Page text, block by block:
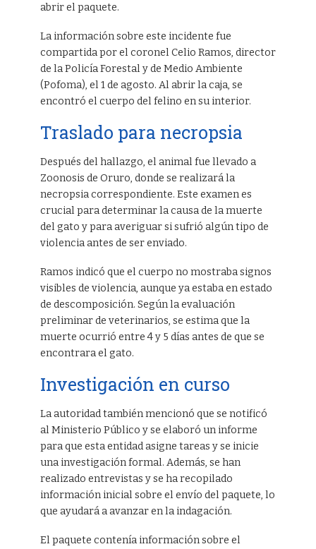
abrir el paquete.
La información sobre este incidente fue
compartida por el coronel Celio Ramos, director
de la Policía Forestal y de Medio Ambiente
(Pofoma), el 1 de agosto. Al abrir la caja, se
encontró el cuerpo del felino en su interior.
Traslado para necropsia
Después del hallazgo, el animal fue llevado a
Zoonosis de Oruro, donde se realizará la
necropsia correspondiente. Este examen es
crucial para determinar la causa de la muerte
del gato y para averiguar si sufrió algún tipo de
violencia antes de ser enviado.
Ramos indicó que el cuerpo no mostraba signos
visibles de violencia, aunque ya estaba en estado
de descomposición. Según la evaluación
preliminar de veterinarios, se estima que la
muerte ocurrió entre 4 y 5 días antes de que se
encontrara el gato.
Investigación en curso
La autoridad también mencionó que se notificó
al Ministerio Público y se elaboró un informe
para que esta entidad asigne tareas y se inicie
una investigación formal. Además, se han
realizado entrevistas y se ha recopilado
información inicial sobre el envío del paquete, lo
que ayudará a avanzar en la indagación.
El paquete contenía información sobre el